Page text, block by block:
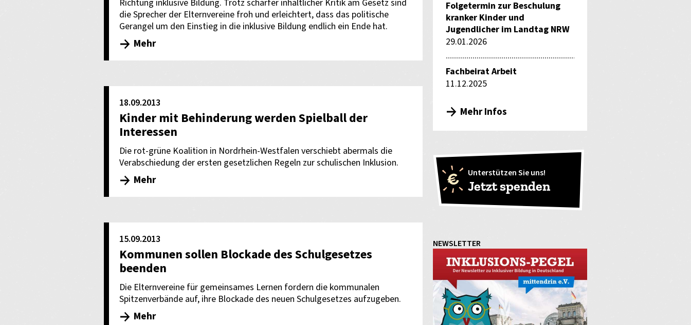
Richtung inklusive Bildung. Trotz scharfer inhaltlicher Kritik am Gesetz sind
die Sprecher der Elternvereine froh und erleichtert, dass das politische
Gerangel um den Einstieg in die inklusive Bildung endlich ein Ende hat.
Mehr
18.09.2013
Kinder mit Behinderung werden Spielball der
Interessen
Die rot-grüne Koalition in Nordrhein-Westfalen verschiebt abermals die
Verabschiedung der ersten gesetzlichen Regeln zur schulischen Inklusion.
Mehr
15.09.2013
Kommunen sollen Blockade des Schulgesetzes
beenden
Die Elternvereine für gemeinsames Lernen fordern die kommunalen
Spitzenverbände auf, ihre Blockade des neuen Schulgesetzes aufzugeben.
Mehr
Folgetermin zur Beschulung
kranker Kinder und
Jugendlicher im Landtag NRW
29.01.2026
Fachbeirat Arbeit
11.12.2025
Mehr Infos
Unterstützen Sie uns!
Jetzt spenden
NEWSLETTER